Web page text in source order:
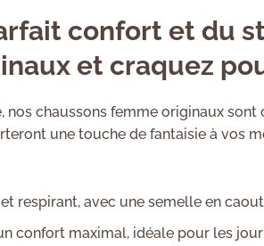
confort et du
et craquez
nos chaussons femme originaux
une touche de fantaisie à vos
respirant, avec une semelle en
confort maximal, idéale pour les